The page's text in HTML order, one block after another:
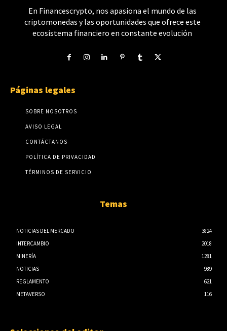
En Financescrypto, nos apasiona el mundo de las
criptomonedas y las oportunidades que ofrece este
ecosistema financiero en constante evolución
Páginas legales
SOBRE NOSOTROS
AVISO LEGAL
CONTÁCTANOS
POLÍTICA DE PRIVACIDAD
TÉRMINOS DE SERVICIO
Temas
NOTICIAS DEL MERCADO
3824
INTERCAMBIO
2018
MINERÍA
1281
NOTICIAS
989
REGLAMENTO
621
METAVERSO
116